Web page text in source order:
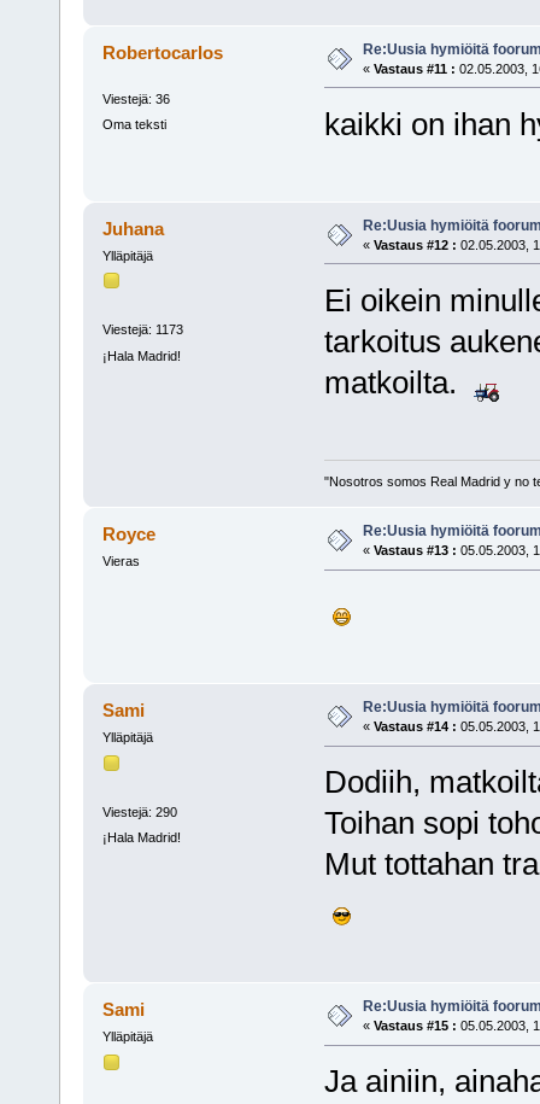
Robertocarlos
Viestejä: 36
Oma teksti
Re:Uusia hymiöitä
« Vastaus #11 : 02.05.2003,
kaikki on ihan
Juhana
Ylläpitäjä
Viestejä: 1173
¡Hala Madrid!
Re:Uusia hymiöitä
« Vastaus #12 : 02.05.2003,
Ei oikein
tarkoitus
matkoilta.
"Nosotros somos Real Madrid y no
Royce
Vieras
Re:Uusia hymiöitä
« Vastaus #13 : 05.05.2003,
Sami
Ylläpitäjä
Viestejä: 290
¡Hala Madrid!
Re:Uusia hymiöitä
« Vastaus #14 : 05.05.2003,
Dodiih,
Toihan sopi
Mut tottahan
Sami
Ylläpitäjä
Re:Uusia hymiöitä
« Vastaus #15 : 05.05.2003,
Ja ainiin,